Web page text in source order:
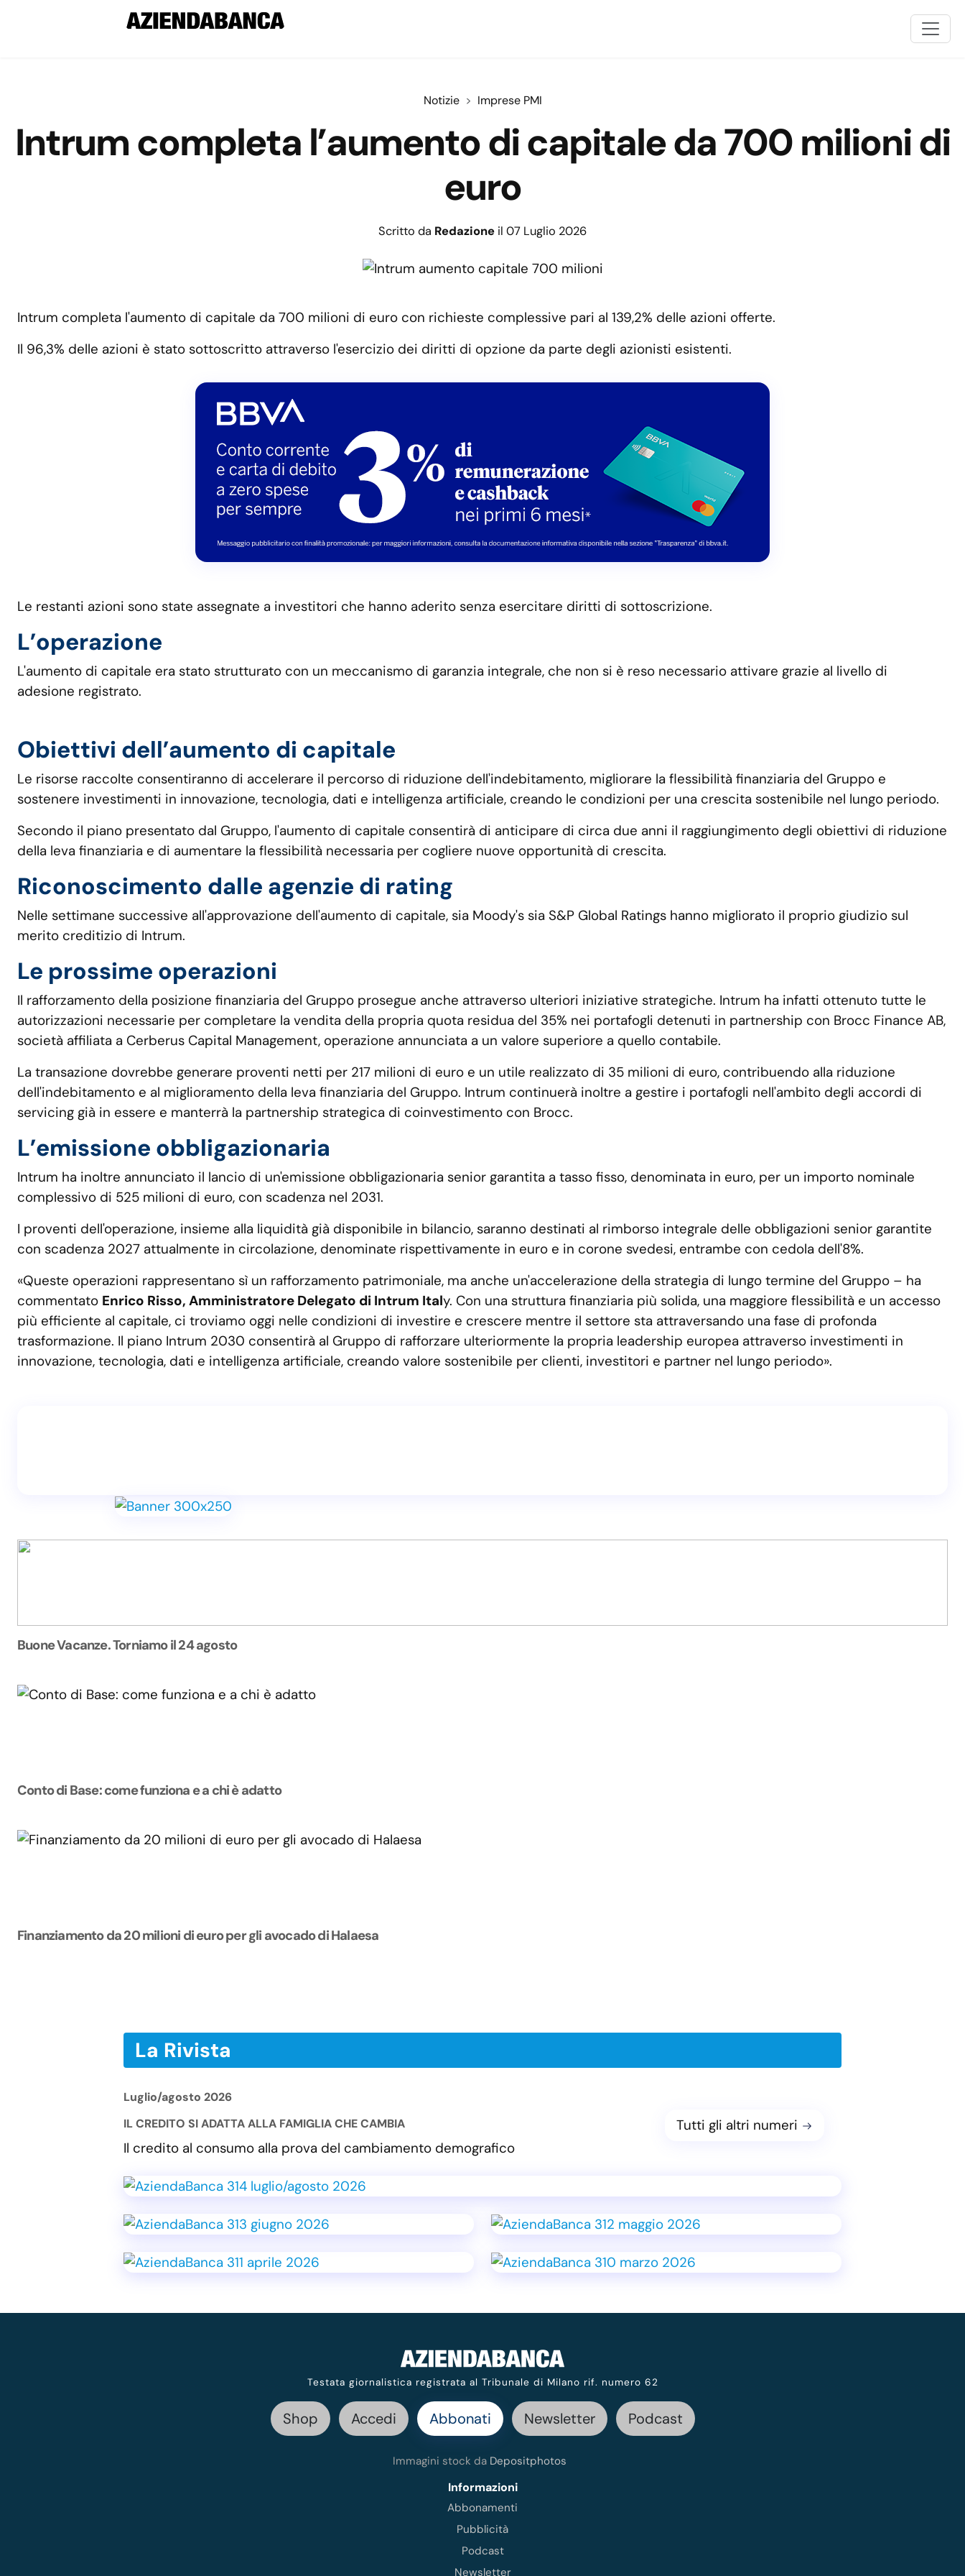
Notizie Imprese PMI
Intrum completa l’aumento di capitale da 700 milioni di
euro
Scritto da Redazione il 07 Luglio 2026
Intrum completa l'aumento di capitale da 700 milioni di euro con richieste complessive pari al 139,2% delle azioni offerte.
Il 96,3% delle azioni è stato sottoscritto attraverso l'esercizio dei diritti di opzione da parte degli azionisti esistenti.
Le restanti azioni sono state assegnate a investitori che hanno aderito senza esercitare diritti di sottoscrizione.
L’operazione
L'aumento di capitale era stato strutturato con un meccanismo di garanzia integrale, che non si è reso necessario attivare grazie al livello di
adesione registrato.
Obiettivi dell’aumento di capitale
Le risorse raccolte consentiranno di accelerare il percorso di riduzione dell'indebitamento, migliorare la flessibilità finanziaria del Gruppo e
sostenere investimenti in innovazione, tecnologia, dati e intelligenza artificiale, creando le condizioni per una crescita sostenibile nel lungo periodo.
Secondo il piano presentato dal Gruppo, l'aumento di capitale consentirà di anticipare di circa due anni il raggiungimento degli obiettivi di riduzione
della leva finanziaria e di aumentare la flessibilità necessaria per cogliere nuove opportunità di crescita.
Riconoscimento dalle agenzie di rating
Nelle settimane successive all'approvazione dell'aumento di capitale, sia Moody's sia S&P Global Ratings hanno migliorato il proprio giudizio sul
merito creditizio di Intrum.
Le prossime operazioni
Il rafforzamento della posizione finanziaria del Gruppo prosegue anche attraverso ulteriori iniziative strategiche. Intrum ha infatti ottenuto tutte le
autorizzazioni necessarie per completare la vendita della propria quota residua del 35% nei portafogli detenuti in partnership con Brocc Finance AB,
società affiliata a Cerberus Capital Management, operazione annunciata a un valore superiore a quello contabile.
La transazione dovrebbe generare proventi netti per 217 milioni di euro e un utile realizzato di 35 milioni di euro, contribuendo alla riduzione
dell'indebitamento e al miglioramento della leva finanziaria del Gruppo. Intrum continuerà inoltre a gestire i portafogli nell'ambito degli accordi di
servicing già in essere e manterrà la partnership strategica di coinvestimento con Brocc.
L’emissione obbligazionaria
Intrum ha inoltre annunciato il lancio di un'emissione obbligazionaria senior garantita a tasso fisso, denominata in euro, per un importo nominale
complessivo di 525 milioni di euro, con scadenza nel 2031.
I proventi dell'operazione, insieme alla liquidità già disponibile in bilancio, saranno destinati al rimborso integrale delle obbligazioni senior garantite
con scadenza 2027 attualmente in circolazione, denominate rispettivamente in euro e in corone svedesi, entrambe con cedola dell'8%.
«Queste operazioni rappresentano sì un rafforzamento patrimoniale, ma anche un'accelerazione della strategia di lungo termine del Gruppo – ha
commentato Enrico Risso, Amministratore Delegato di Intrum Italy. Con una struttura finanziaria più solida, una maggiore flessibilità e un accesso
più efficiente al capitale, ci troviamo oggi nelle condizioni di investire e crescere mentre il settore sta attraversando una fase di profonda
trasformazione. Il piano Intrum 2030 consentirà al Gruppo di rafforzare ulteriormente la propria leadership europea attraverso investimenti in
innovazione, tecnologia, dati e intelligenza artificiale, creando valore sostenibile per clienti, investitori e partner nel lungo periodo».
Buone Vacanze. Torniamo il 24 agosto
Conto di Base: come funziona e a chi è adatto
Finanziamento da 20 milioni di euro per gli avocado di Halaesa
La Rivista
Luglio/agosto 2026
IL CREDITO SI ADATTA ALLA FAMIGLIA CHE CAMBIA
Il credito al consumo alla prova del cambiamento demografico
Tutti gli altri numeri
Testata giornalistica registrata al Tribunale di Milano rif. numero 62
Shop Accedi Abbonati Newsletter Podcast
Immagini stock da Depositphotos
Informazioni
Abbonamenti
Pubblicità
Podcast
Newsletter